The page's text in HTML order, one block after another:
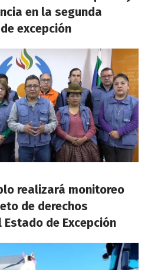
en la segunda
excepción
realizará monitoreo
de derechos
de Excepción